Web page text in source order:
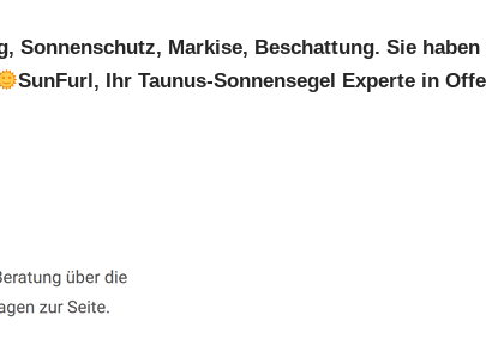
Sonnenschutz, Markise, Beschattung. Sie haben
SunFurl, Ihr Taunus-Sonnensegel Experte in